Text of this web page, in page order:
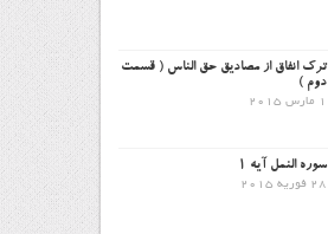
ترک انفاق از مصادیق حق الناس ( قسمت
دوم )
1 مارس 2015
سوره النمل آیه ۱
28 فوریه 2015